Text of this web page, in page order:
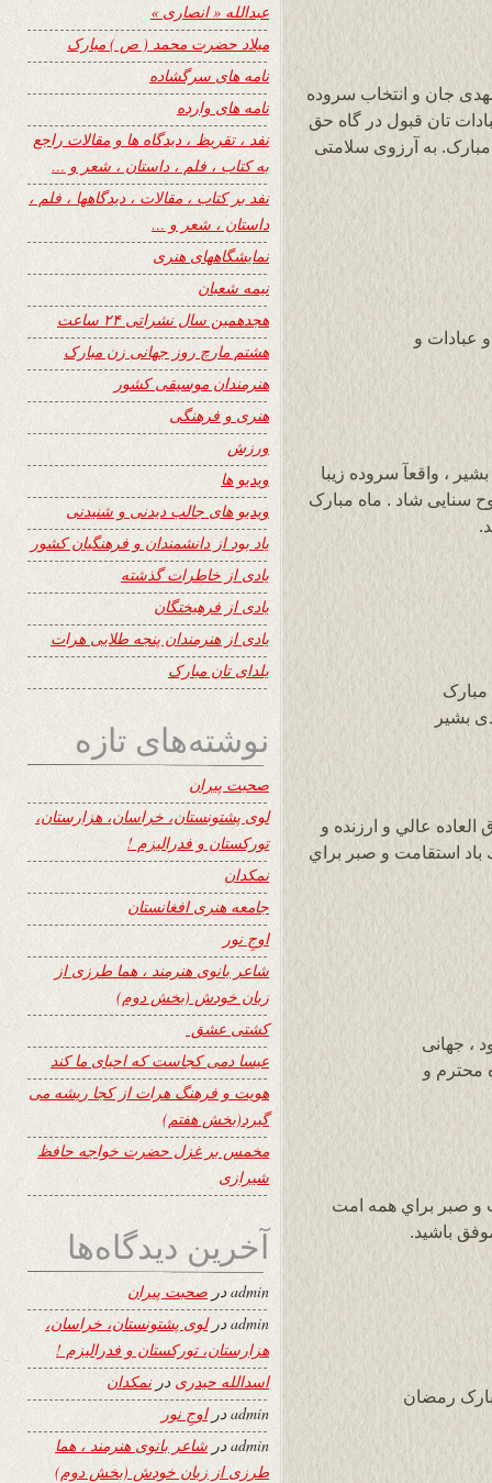
جان و انتخاب سروده
تان قبول در گاه حق
به آرزوی سلامتی
عبادات و
، واقعآ سروده زیبا
سنایی شاد . ماه مبارک
مبارک
بشیر
عالي و ارزنده و
باد استقامت و صبر براي
، جهانی
محترم و
و صبر براي همه امت
باشید.
رمضان
عبدالله « انصاری »
میلاد حضرت محمد ( ص ) مبارک
نامه های سرگشاده
نامه های وارده
نفد ، تقریظ ، دیدگاه ها و مقالات راجع
به کتاب ، فلم ، داستان ، شعر و …
نفد بر کتاب ، مقالات ، دیدگاهها ، فلم ،
داستان ، شعر و …
نمایشگاههای هنری
نیمه شعبان
هجدهمین سال نشراتی ۲۴ ساعت
هشتم مارچ روز جهانی زن مبارک
هنرمندان موسیقی کشور
هنری و فرهنگی
ورزش
ویدیو ها
ویدیو های جالب دیدنی و شنیدنی
یاد بود از دانشمندان و فرهنگیان کشور
یادی از خاطرات گذشته
یادی از فرهیختگان
یادی از هنرمندان پنجه طلایی هرات
یلدای تان مبارک
نوشته‌های تازه
صحبت پیران
لوی پشتونستان، خراسان، هزارستان،
تورکستان و فدرالیزم !
نمکدان
جامعه هنری افغانستان
اوجِ نور
شاعر بانوی هنرمند ، هما طرزی از
زبان خودش (بخش دوم)
کشتی عشق
عیسا دمی کجاست که احیای ما کند
هویت و فرهنگ هرات از کجا ریشه می
گیرد(بخش هفتم)
مخمس بر غزل حضرت خواجه حافظ
شیرازی
آخرین دیدگاه‌ها
adminدر صحبت پیران
admin درلوی پشتونستان، خراسان،
هزارستان، تورکستان و فدرالیزم !
اسدالله حیدری درنمکدان
adminدراوجِ نور
adminدر شاعر بانوی هنرمند ، هما
طرزی از زبان خودش (بخش دوم)